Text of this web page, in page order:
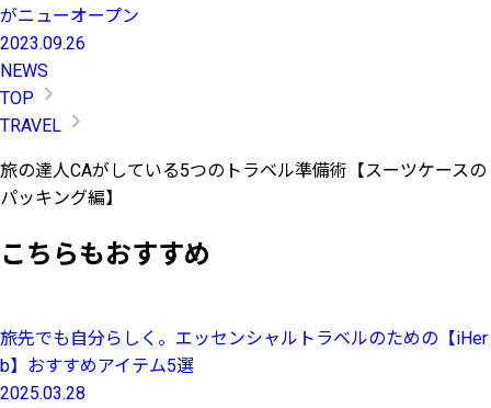
がニューオープン
2023.09.26
NEWS
TOP
TRAVEL
旅の達人CAがしている5つのトラベル準備術【スーツケースの
パッキング編】
こちらもおすすめ
旅先でも自分らしく。エッセンシャルトラベルのための【iHer
b】おすすめアイテム5選
2025.03.28